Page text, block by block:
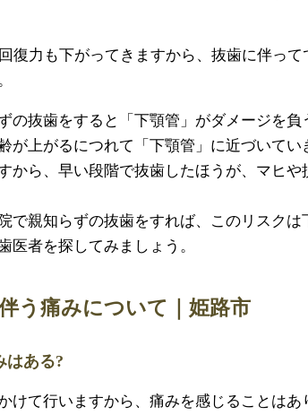
復力も下がってきますから、抜歯に伴っ
の抜歯をすると「下顎管」がダメージを負
が上がるにつれて「下顎管」に近づいてい
から、早い段階で抜歯したほうが、マヒや
で親知らずの抜歯をすれば、このリスクは
医者を探してみましょう。
う痛みについて｜姫路市
はある?
けて行いますから、痛みを感じることはあ